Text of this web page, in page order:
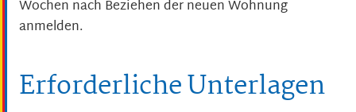
Wochen nach Beziehen der neuen Wohnung
anmelden.
Erforderliche Unterlagen